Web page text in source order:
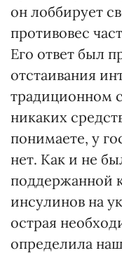
он лоббирует
противовес
Его ответ был
отстаивания
традиционном
никаких
понимаете, у
нет. Как и не
поддержанной
инсулинов на
острая
определила